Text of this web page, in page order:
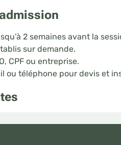
2 semaines avant la
sur demande.
CPF ou entreprise.
ou téléphone pour devis et